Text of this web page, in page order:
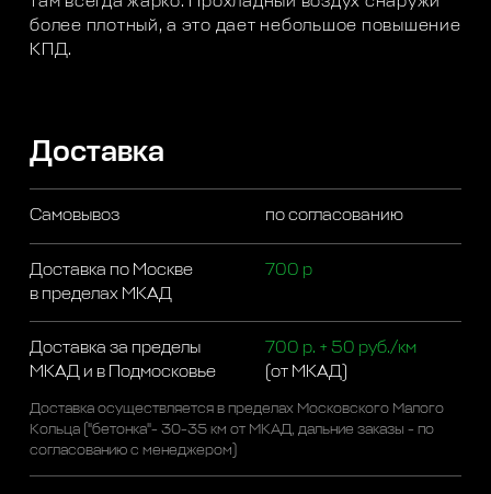
более плотный, а это дает небольшое повышение
КПД.
Доставка
Самовывоз по согласованию
Доставка по Москве
в пределах МКАД
700 р
Доставка за пределы
МКАД и в Подмосковье
700 р. + 50 руб./км
(от МКАД)
Доставка осуществляется в пределах Московского Малого
Кольца ("бетонка"- 30-35 км от МКАД, дальние заказы - по
согласованию с менеджером)